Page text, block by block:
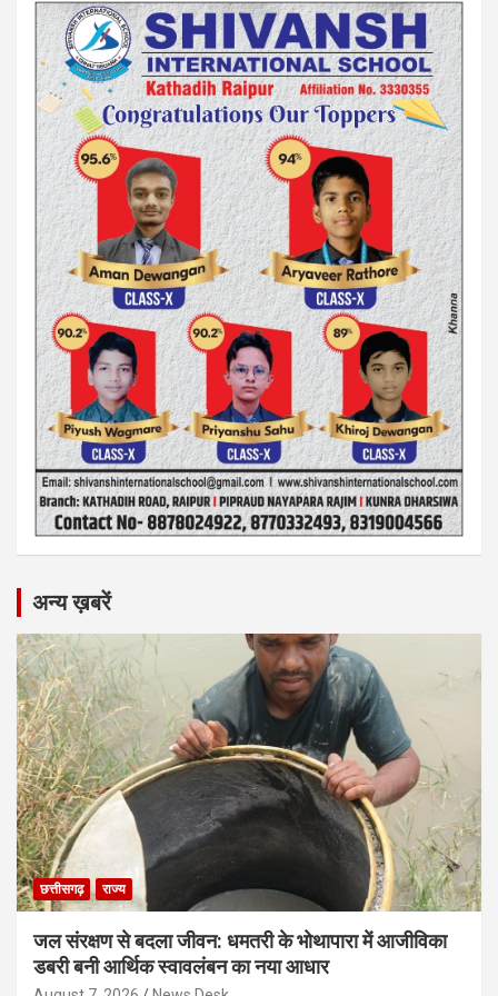
अन्य ख़बरें
छत्तीसगढ़ राज्य
जल संरक्षण से बदला जीवन: धमतरी के भोथापारा में आजीविका
डबरी बनी आर्थिक स्वावलंबन का नया आधार